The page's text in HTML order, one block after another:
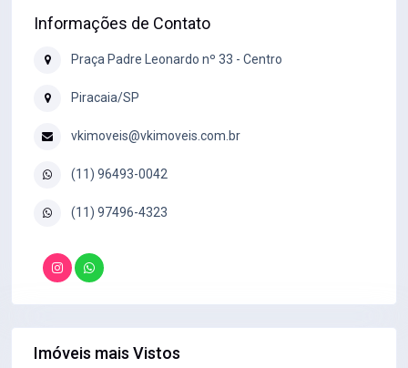
Informações de Contato
Praça Padre Leonardo nº 33 - Centro
Piracaia/SP
vkimoveis@vkimoveis.com.br
(11) 96493-0042
(11) 97496-4323
Imóveis mais Vistos